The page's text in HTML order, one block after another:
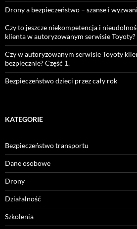
Drony a bezpieczeństwo – szanse i
Czy to jeszcze niekompetencja i
klienta w autoryzowanym serwisie Toyoty?
Czy w autoryzowanym serwisie Toyoty
bezpiecznie? Część 1.
Bezpieczeństwo dzieci przez cały rok
KATEGORIE
Bezpieczeństwo transportu
Dane osobowe
Drony
Działalność
Szkolenia